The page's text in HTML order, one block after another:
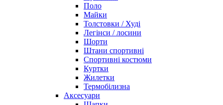
Поло
Майки
Толстовки / Худі
Легінси / лосини
Шорти
Штани спортивні
Спортивні костюми
Куртки
Жилетки
Термобілизна
Аксесуари